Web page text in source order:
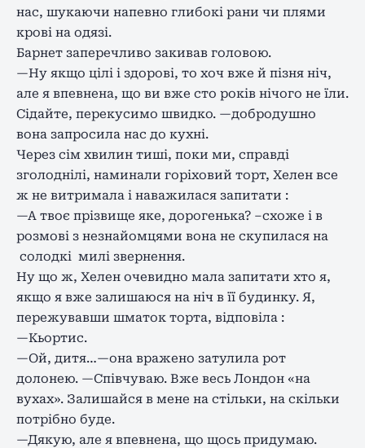
нас, шукаючи напевно глибокі рани чи плями
крові на одязі.
Барнет заперечливо закивав головою.
—Ну якщо цілі і здорові, то хоч вже й пізня ніч,
але я впевнена, що ви вже сто років нічого не їли.
Сідайте, перекусимо швидко. —добродушно
вона запросила нас до кухні.
Через сім хвилин тиші, поки ми, справді
зголоднілі, наминали горіховий торт, Хелен все
ж не витримала і наважилася запитати :
—А твоє прізвище яке, дорогенька? –схоже і в
розмові з незнайомцями вона не скупилася на
солодкі милі звернення.
Ну що ж, Хелен очевидно мала запитати хто я,
якщо я вже залишаюся на ніч в її будинку. Я,
пережувавши шматок торта, відповіла :
—Кьортис.
—Ой, дитя…—она вражено затулила рот
долонею. —Співчуваю. Вже весь Лондон «на
вухах». Залишайся в мене на стільки, на скільки
потрібно буде.
—Дякую, але я впевнена, що щось придумаю.